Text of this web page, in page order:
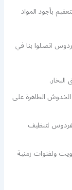
بأجود المواد
اتصلوا بنا في
الخدوش الظاهرة على
لتنظيف
ولفتوات زمنية